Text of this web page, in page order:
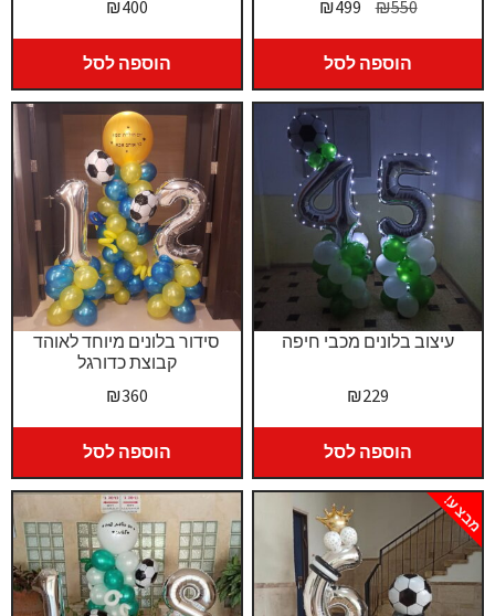
₪400
הוספה לסל
₪550
המחיר
המקורי
היה:
₪550.
₪499
הנוכחי
₪499.
הוספה לסל
סידור בלונים מיוחד לאוהד
קבוצת כדורגל
₪360
הוספה לסל
עיצוב בלונים מכבי חיפה
₪229
הוספה לסל
מבצע!